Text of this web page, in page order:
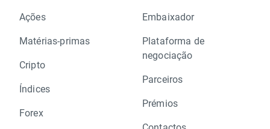
Ações
Matérias-primas
Cripto
Índices
Forex
Embaixador
Plataforma de
negociação
Parceiros
Prémios